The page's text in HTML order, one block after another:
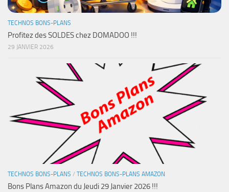
TECHNOS BONS-PLANS
Profitez des SOLDES chez DOMADOO !!!
29 JANVIER 2026
TECHNOS BONS-PLANS / TECHNOS BONS-PLANS AMAZON
Bons Plans Amazon du Jeudi 29 Janvier 2026 !!!